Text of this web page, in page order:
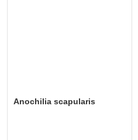
Anochilia scapularis